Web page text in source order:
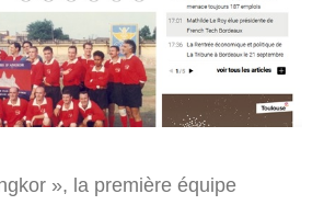
», la première équipe